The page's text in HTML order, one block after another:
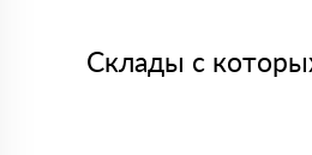
Склады с